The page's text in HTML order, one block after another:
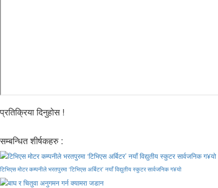
प्रतिक्रिया दिनुहोस !
सम्बन्धित शीर्षकहरु :
टिभिएस मोटर कम्पनीले भरतपुरमा ‘टिभिएस अर्बिटर’ नयाँ विद्युतीय स्कुटर सार्वजनिक ग¥यो